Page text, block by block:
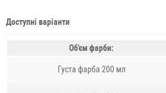
Доступні варіанти
Об'єм фарби:
Густа фарба 200 мл